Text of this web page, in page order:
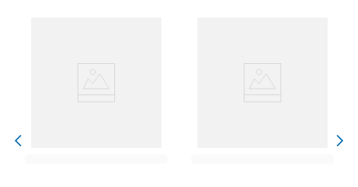
elaborado, você pode contar com a qualidade da